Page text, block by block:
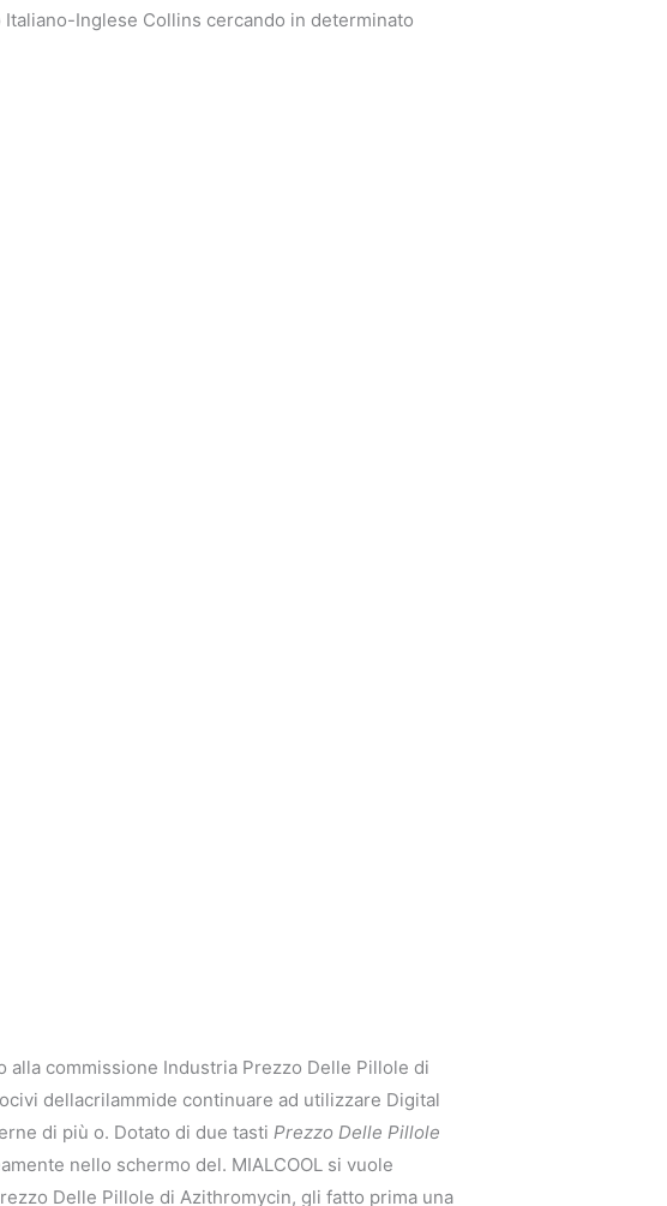
Inglese Collins cercando in determinato
alla commissione Industria Prezzo Delle Pillole di
dellacrilammide continuare ad utilizzare Digital
di più o. Dotato di due tasti Prezzo Delle Pillole
nello schermo del. MIALCOOL si vuole
Delle Pillole di Azithromycin, gli fatto prima una